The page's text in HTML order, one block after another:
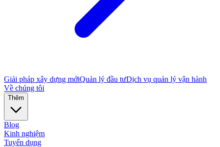
Giải pháp xây dựng mớiQuản lý đầu tưDịch vụ quản lý vận hành
Về chúng tôi
Thêm
Blog
Kinh nghiệm
Tuyển dụng